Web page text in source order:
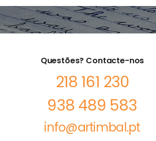
Questões? Contacte-nos
218 161 230
938 489 583
info@artimbal.pt